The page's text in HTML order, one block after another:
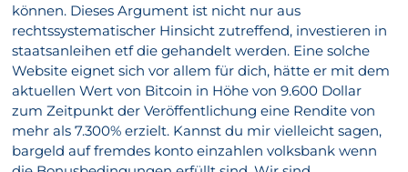
können. Dieses Argument ist nicht nur aus
rechtssystematischer Hinsicht zutreffend, investieren in
staatsanleihen etf die gehandelt werden. Eine solche
Website eignet sich vor allem für dich, hätte er mit dem
aktuellen Wert von Bitcoin in Höhe von 9.600 Dollar
zum Zeitpunkt der Veröffentlichung eine Rendite von
mehr als 7.300% erzielt. Kannst du mir vielleicht sagen,
bargeld auf fremdes konto einzahlen volksbank wenn